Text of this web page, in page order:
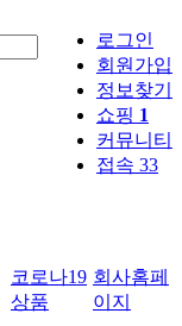
로그인
회원가입
정보찾기
쇼핑 1
커뮤니티
접속 33
코로나19
상품
회사홈페
이지